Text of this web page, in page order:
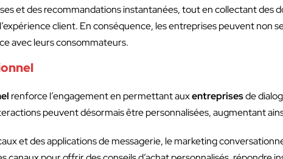
et des recommandations instantanées, tout en collectant des
client. En conséquence, les entreprises peuvent
avec leurs consommateurs.
renforce l’engagement en permettant auxentreprisesde
peuvent désormais être personnalisées, augmentant
et des applications de messagerie, le marketing